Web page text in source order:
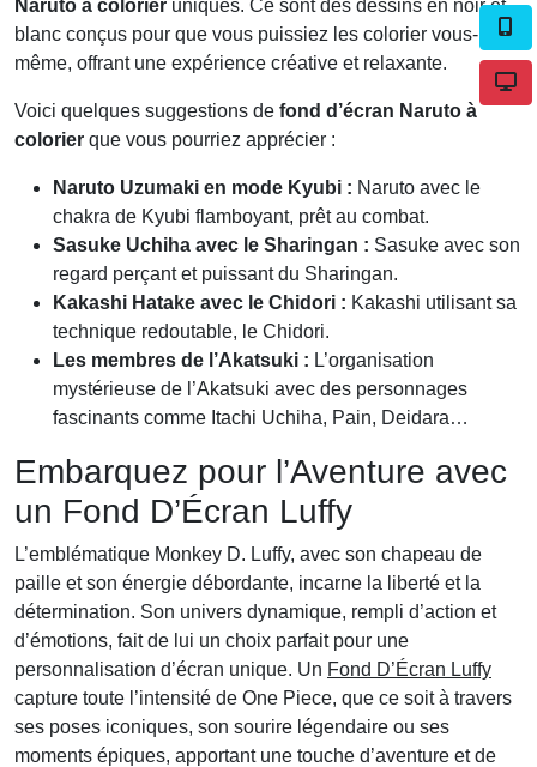
Naruto à colorier uniques. Ce sont des dessins en noir et
blanc conçus pour que vous puissiez les colorier vous-
même, offrant une expérience créative et relaxante.
Voici quelques suggestions de fond d’écran Naruto à
colorier que vous pourriez apprécier :
Naruto Uzumaki en mode Kyubi : Naruto avec le
chakra de Kyubi flamboyant, prêt au combat.
Sasuke Uchiha avec le Sharingan : Sasuke avec son
regard perçant et puissant du Sharingan.
Kakashi Hatake avec le Chidori : Kakashi utilisant sa
technique redoutable, le Chidori.
Les membres de l’Akatsuki : L’organisation
mystérieuse de l’Akatsuki avec des personnages
fascinants comme Itachi Uchiha, Pain, Deidara…
Embarquez pour l’Aventure avec
un Fond D’Écran Luffy
L’emblématique Monkey D. Luffy, avec son chapeau de
paille et son énergie débordante, incarne la liberté et la
détermination. Son univers dynamique, rempli d’action et
d’émotions, fait de lui un choix parfait pour une
personnalisation d’écran unique. Un Fond D’Écran Luffy
capture toute l’intensité de One Piece, que ce soit à travers
ses poses iconiques, son sourire légendaire ou ses
moments épiques, apportant une touche d’aventure et de